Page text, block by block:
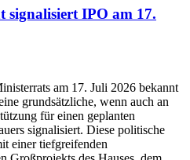
IPO am 17.
am 17. Juli 2026 bekannt
grundsätzliche, wenn auch an
für einen geplanten
signalisiert. Diese politische
einer tiefgreifenden